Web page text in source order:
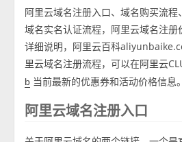
阿里云域名注册入口、域名购买流
域名实名认证流程，阿里云域名注
详细说明，阿里云百科
里云域名注册流程，可以在阿里云
b 当前最新的优惠券和活动价格信息。
阿里云域名注册入口